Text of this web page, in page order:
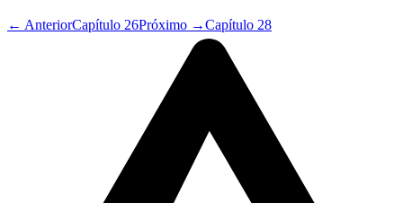
← AnteriorCapítulo 26Próximo →Capítulo 28